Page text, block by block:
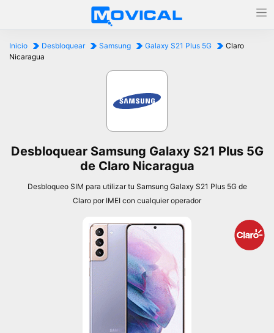
Inicio Desbloquear Samsung Galaxy S21 Plus 5G
Claro
Nicaragua
Desbloquear Samsung Galaxy S21 Plus 5G
de Claro Nicaragua
Desbloqueo SIM para utilizar tu Samsung Galaxy S21 Plus 5G de
Claro por IMEI con cualquier operador